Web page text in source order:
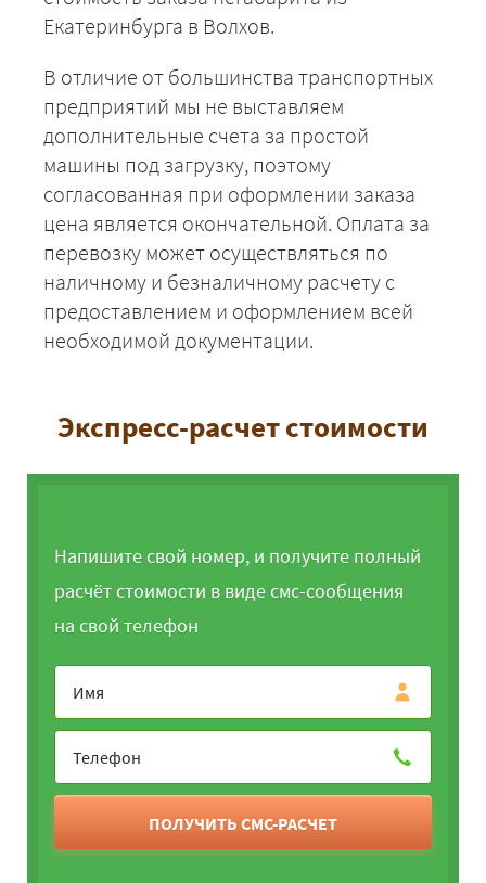
Екатеринбурга в Волхов.
В отличие от большинства транспортных
предприятий мы не выставляем
дополнительные счета за простой
машины под загрузку, поэтому
согласованная при оформлении заказа
цена является окончательной. Оплата за
перевозку может осуществляться по
наличному и безналичному расчету с
предоставлением и оформлением всей
необходимой документации.
Экспресс-расчет стоимости
Напишите свой номер, и получите полный
расчёт стоимости в виде смс-сообщения
на свой телефон
ПОЛУЧИТЬ СМС-РАСЧЕТ